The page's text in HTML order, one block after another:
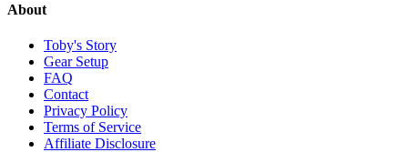
About
Toby's Story
Gear Setup
FAQ
Contact
Privacy Policy
Terms of Service
Affiliate Disclosure